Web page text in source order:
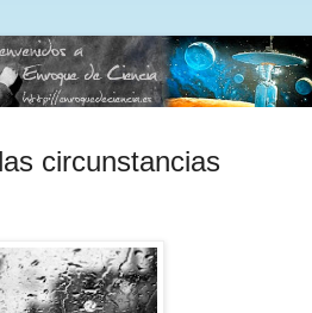
circunstancias